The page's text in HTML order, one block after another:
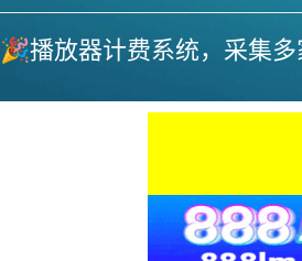
🎉播放器计费系统，采集